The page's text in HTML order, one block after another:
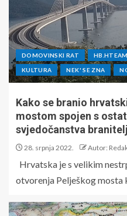
DOMOVINSKI RAT
KULTURA NEK' SE ZNA
Kako se branio
mostom spojen s
svjedočanstva
28. srpnja 2022. Autor:
Hrvatska je s velikim
otvorenja Pelješkog mosta